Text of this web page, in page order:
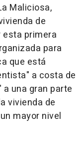
Maliciosa,
de
esta primera
para
que está
a costa de
una gran parte
vivienda de
mayor nivel